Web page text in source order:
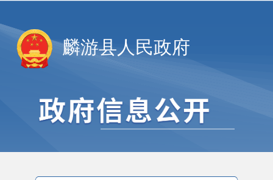
麟游县人民政府